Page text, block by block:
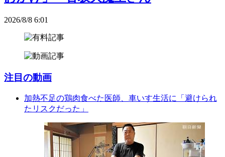
2026/8/8 6:01
注目の動画
加熱不足の鶏肉食べた医師、車いす生活に「避けられ
たリスクだった」